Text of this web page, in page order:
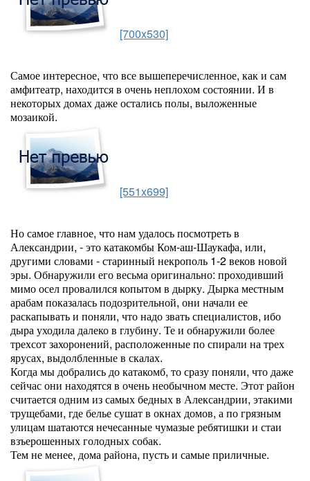
[700x530]
Самое интересное, что все вышеперечисленное, как и сам
амфитеатр, находится в очень неплохом состоянии. И в
некоторых домах даже остались полы, выложенные
мозаикой.
[551x699]
Но самое главное, что нам удалось посмотреть в
Александрии, - это катакомбы Ком-аш-Шаукафа, или,
другими словами - старинный некрополь 1-2 веков новой
эры. Обнаружили его весьма оригинально: проходивший
мимо осел провалился копытом в дырку. Дырка местным
арабам показалась подозрительной, они начали ее
раскапывать и поняли, что надо звать специалистов, ибо
дыра уходила далеко в глубину. Те и обнаружили более
трехсот захоронений, расположенные по спирали на трех
ярусах, выдолбленные в скалах.
Когда мы добрались до катакомб, то сразу поняли, что даже
сейчас они находятся в очень необычном месте. Этот район
считается одним из самых бедных в Александрии, этакими
трущебами, где белье сушат в окнах домов, а по грязным
улицам шатаются нечесанные чумазые ребятишки и стаи
взъерошенных голодных собак.
Тем не менее, дома района, пусть и самые приличные.